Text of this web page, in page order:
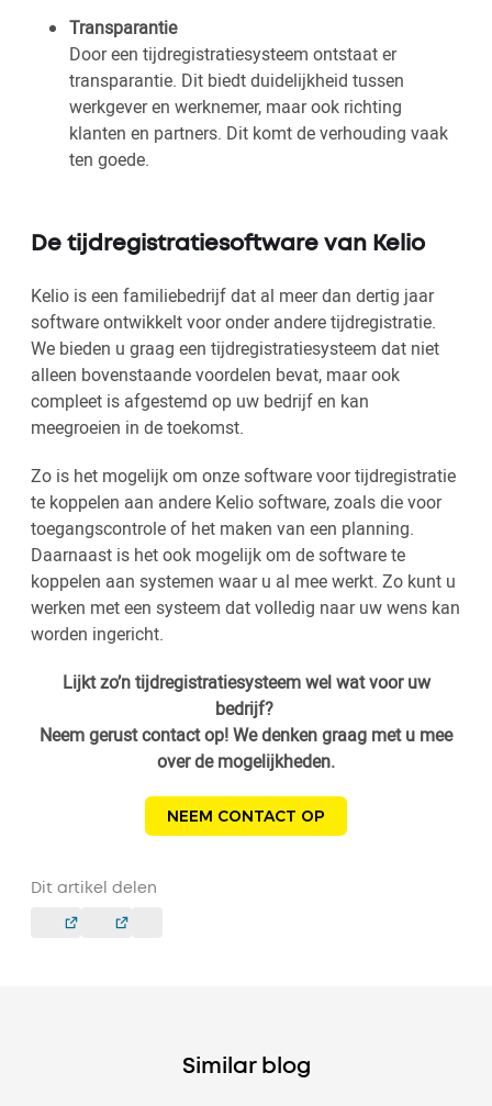
Transparantie
Door een tijdregistratiesysteem ontstaat er
transparantie. Dit biedt duidelijkheid tussen
werkgever en werknemer, maar ook richting
klanten en partners. Dit komt de verhouding vaak
ten goede.
De tijdregistratiesoftware van Kelio
Kelio is een familiebedrijf dat al meer dan dertig jaar
software ontwikkelt voor onder andere tijdregistratie.
We bieden u graag een tijdregistratiesysteem dat niet
alleen bovenstaande voordelen bevat, maar ook
compleet is afgestemd op uw bedrijf en kan
meegroeien in de toekomst.
Zo is het mogelijk om onze software voor tijdregistratie
te koppelen aan andere Kelio software, zoals die voor
toegangscontrole of het maken van een planning.
Daarnaast is het ook mogelijk om de software te
koppelen aan systemen waar u al mee werkt. Zo kunt u
werken met een systeem dat volledig naar uw wens kan
worden ingericht.
Lijkt zo’n tijdregistratiesysteem wel wat voor uw
bedrijf?
Neem gerust contact op! We denken graag met u mee
over de mogelijkheden.
NEEM CONTACT OP
Dit artikel delen
Similar blog